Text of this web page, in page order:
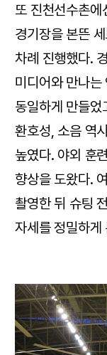
또 진천선수촌
경기장을 본뜬
차례 진행했다.
미디어와 만나
동일하게 만들었
환호성, 소음 역
높였다. 야외 훈
향상을 도왔다.
촬영한 뒤 슈팅
자세를 정밀하게